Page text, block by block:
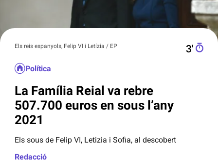
Els reis espanyols, Felip VI i Letízia / EP 3′
Política
La Família Reial va rebre
507.700 euros en sous l’any
2021
Els sous de Felip VI, Letizia i Sofia, al descobert
Redacció